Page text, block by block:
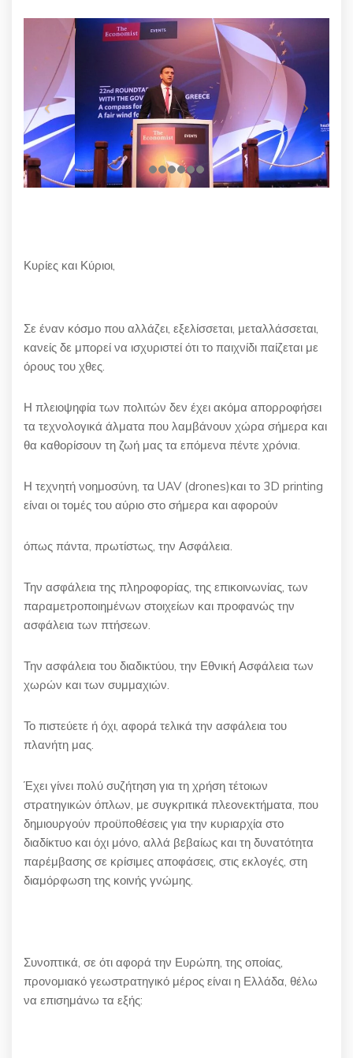
Κυρίες και Κύριοι,
Σε έναν κόσμο που αλλάζει, εξελίσσεται, μεταλλάσσεται,
κανείς δε μπορεί να ισχυριστεί ότι το παιχνίδι παίζεται με
όρους του χθες.
Η πλειοψηφία των πολιτών δεν έχει ακόμα απορροφήσει
τα τεχνολογικά άλματα που λαμβάνουν χώρα σήμερα και
θα καθορίσουν τη ζωή μας τα επόμενα πέντε χρόνια.
Η τεχνητή νοημοσύνη, τα UAV (drones)και το 3D printing
είναι οι τομές του αύριο στο σήμερα και αφορούν
όπως πάντα, πρωτίστως, την Ασφάλεια.
Την ασφάλεια της πληροφορίας, της επικοινωνίας, των
παραμετροποιημένων στοιχείων και προφανώς την
ασφάλεια των πτήσεων.
Την ασφάλεια του διαδικτύου, την Εθνική Ασφάλεια των
χωρών και των συμμαχιών.
Το πιστεύετε ή όχι, αφορά τελικά την ασφάλεια του
πλανήτη μας.
Έχει γίνει πολύ συζήτηση για τη χρήση τέτοιων
στρατηγικών όπλων, με συγκριτικά πλεονεκτήματα, που
δημιουργούν προϋποθέσεις για την κυριαρχία στο
διαδίκτυο και όχι μόνο, αλλά βεβαίως και τη δυνατότητα
παρέμβασης σε κρίσιμες αποφάσεις, στις εκλογές, στη
διαμόρφωση της κοινής γνώμης.
Συνοπτικά, σε ότι αφορά την Ευρώπη, της οποίας,
προνομιακό γεωστρατηγικό μέρος είναι η Ελλάδα, θέλω
να επισημάνω τα εξής: